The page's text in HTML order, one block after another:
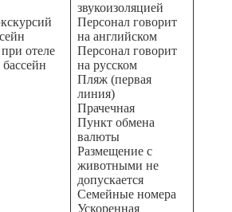
отеле
звукоизоляцией
Персонал говорит
на английском
Персонал говорит
на русском
Пляж (первая
линия)
Прачечная
Пункт обмена
валюты
Размещение с
животными не
допускается
Семейные номера
Ускоренная